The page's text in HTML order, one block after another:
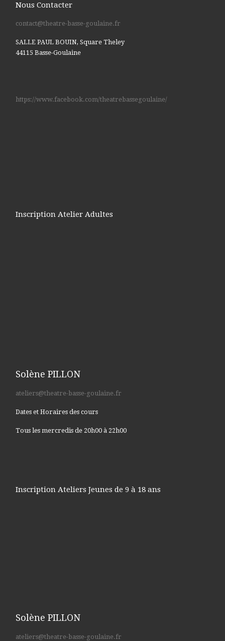
Nous Contacter
contact@theatre-basse-goulaine.fr
SALLE PAUL BOUIN, Square Theley
44115 Basse-Goulaine
https://www.facebook.com/theatrebassegoulaine/
Inscription Atelier Adultes
Solène PILLON
ateliers@theatre-basse-goulaine.fr
Dates et Horaires des cours
Tous les mercredis de 20h00 à 22h00
Inscription Ateliers Jeunes de 9 à 18 ans
Solène PILLON
ateliers@theatre-basse-goulaine.fr